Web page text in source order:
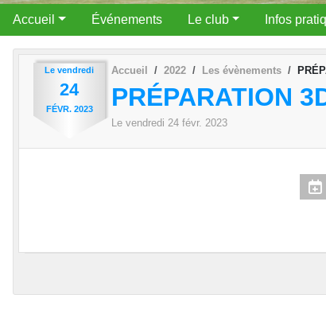
Accueil Événements Le club Infos
Le vendredi
24
FÉVR. 2023
Accueil 2022 Les évènements
PRÉPARATION
Le vendredi 24 févr. 2023